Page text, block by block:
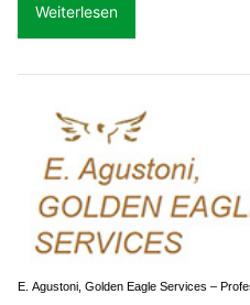
Weiterlesen
E. Agustoni, Golden Eagle Services –